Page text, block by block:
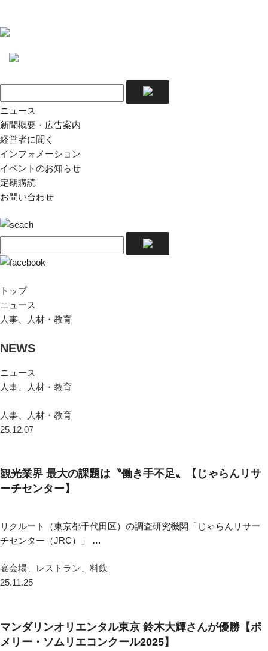
ニュース
新聞概要・広告案内
経営者に聞く
インフォメーション
イベントのお知らせ
定期購読
お問い合わせ
トップ
ニュース
人事、人材・教育
NEWS
ニュース
人事、人材・教育
人事、人材・教育
25.12.07
観光業界 最大の課題は〝働き手不足〟【じゃらんリサ
ーチセンター】
リクルート（東京都千代田区）の調査研究機関「じゃらんリサー
チセンター（JRC）」 …
宴会場、レストラン、料飲
25.11.25
マンダリンオリエンタル東京 鈴木大輝さんが優勝【ポ
メリー・ソムリエコンクール2025】